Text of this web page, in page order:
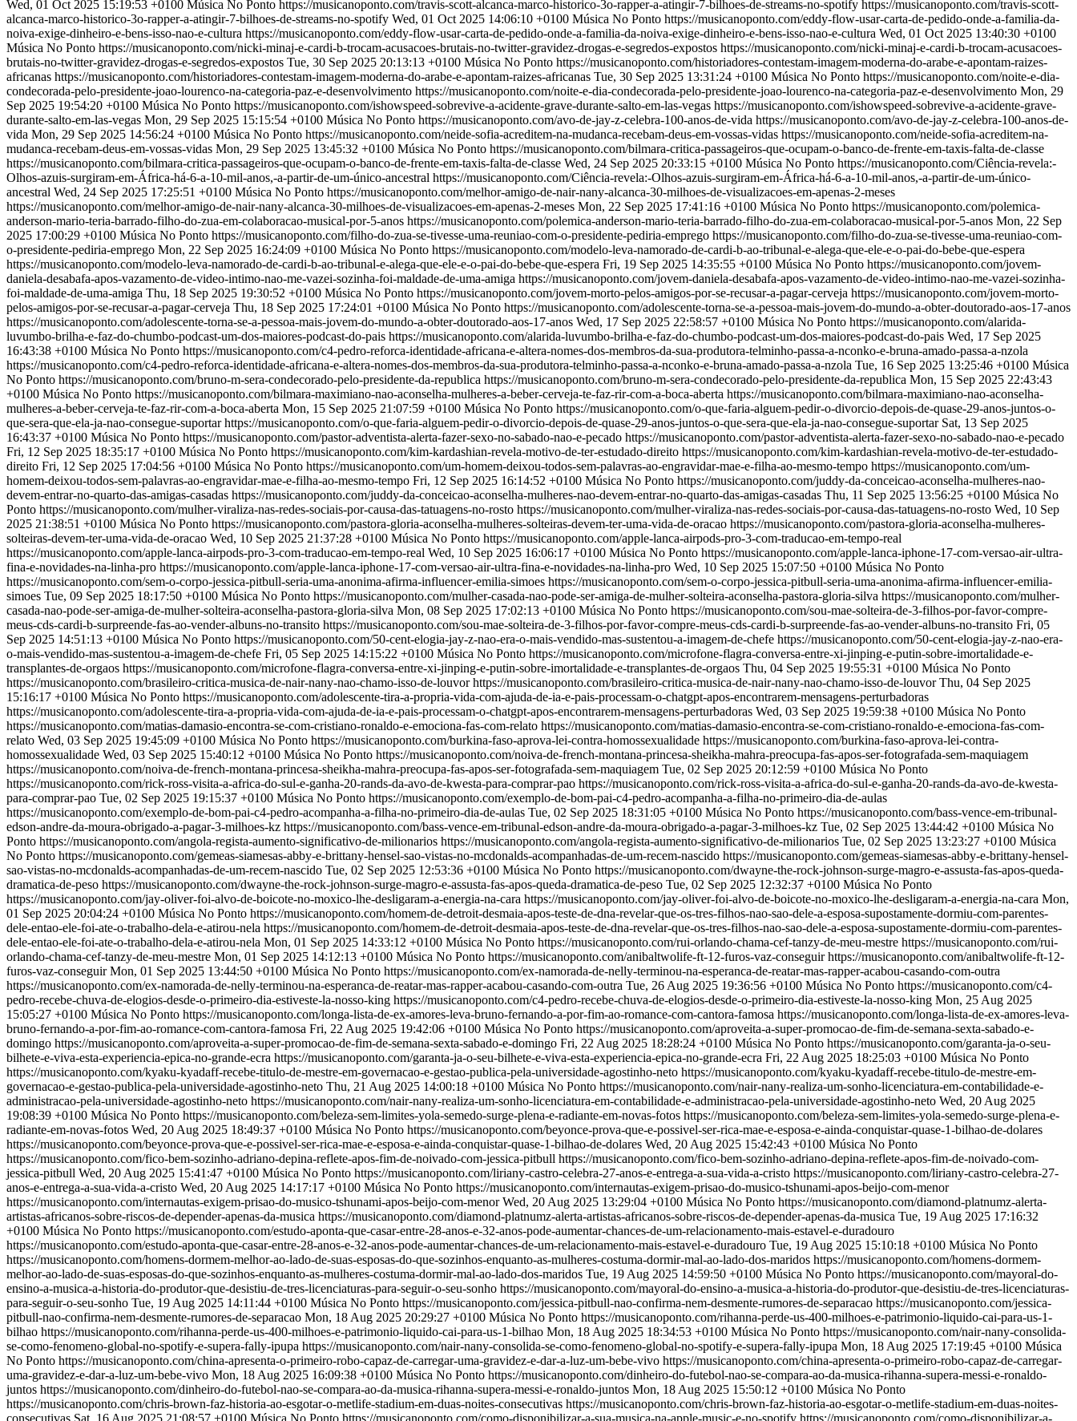
Wed, 01 Oct 2025 15:19:53 +0100 Música No Ponto https://musicanoponto.com/travis-scott-alcanca-marco-historico-3o-rapper-a-atingir-7-bilhoes-de-streams-no-spotify https://musicanoponto.com/travis-scott-
alcanca-marco-historico-3o-rapper-a-atingir-7-bilhoes-de-streams-no-spotify Wed, 01 Oct 2025 14:06:10 +0100 Música No Ponto https://musicanoponto.com/eddy-flow-usar-carta-de-pedido-onde-a-familia-da-
noiva-exige-dinheiro-e-bens-isso-nao-e-cultura https://musicanoponto.com/eddy-flow-usar-carta-de-pedido-onde-a-familia-da-noiva-exige-dinheiro-e-bens-isso-nao-e-cultura Wed, 01 Oct 2025 13:40:30 +0100
Música No Ponto https://musicanoponto.com/nicki-minaj-e-cardi-b-trocam-acusacoes-brutais-no-twitter-gravidez-drogas-e-segredos-expostos https://musicanoponto.com/nicki-minaj-e-cardi-b-trocam-acusacoes-
brutais-no-twitter-gravidez-drogas-e-segredos-expostos Tue, 30 Sep 2025 20:13:13 +0100 Música No Ponto https://musicanoponto.com/historiadores-contestam-imagem-moderna-do-arabe-e-apontam-raizes-
africanas https://musicanoponto.com/historiadores-contestam-imagem-moderna-do-arabe-e-apontam-raizes-africanas Tue, 30 Sep 2025 13:31:24 +0100 Música No Ponto https://musicanoponto.com/noite-e-dia-
condecorada-pelo-presidente-joao-lourenco-na-categoria-paz-e-desenvolvimento https://musicanoponto.com/noite-e-dia-condecorada-pelo-presidente-joao-lourenco-na-categoria-paz-e-desenvolvimento Mon, 29
Sep 2025 19:54:20 +0100 Música No Ponto https://musicanoponto.com/ishowspeed-sobrevive-a-acidente-grave-durante-salto-em-las-vegas https://musicanoponto.com/ishowspeed-sobrevive-a-acidente-grave-
durante-salto-em-las-vegas Mon, 29 Sep 2025 15:15:54 +0100 Música No Ponto https://musicanoponto.com/avo-de-jay-z-celebra-100-anos-de-vida https://musicanoponto.com/avo-de-jay-z-celebra-100-anos-de-
vida Mon, 29 Sep 2025 14:56:24 +0100 Música No Ponto https://musicanoponto.com/neide-sofia-acreditem-na-mudanca-recebam-deus-em-vossas-vidas https://musicanoponto.com/neide-sofia-acreditem-na-
mudanca-recebam-deus-em-vossas-vidas Mon, 29 Sep 2025 13:45:32 +0100 Música No Ponto https://musicanoponto.com/bilmara-critica-passageiros-que-ocupam-o-banco-de-frente-em-taxis-falta-de-classe
https://musicanoponto.com/bilmara-critica-passageiros-que-ocupam-o-banco-de-frente-em-taxis-falta-de-classe Wed, 24 Sep 2025 20:33:15 +0100 Música No Ponto https://musicanoponto.com/Ciência-revela:-
Olhos-azuis-surgiram-em-África-há-6-a-10-mil-anos,-a-partir-de-um-único-ancestral https://musicanoponto.com/Ciência-revela:-Olhos-azuis-surgiram-em-África-há-6-a-10-mil-anos,-a-partir-de-um-único-
ancestral Wed, 24 Sep 2025 17:25:51 +0100 Música No Ponto https://musicanoponto.com/melhor-amigo-de-nair-nany-alcanca-30-milhoes-de-visualizacoes-em-apenas-2-meses
https://musicanoponto.com/melhor-amigo-de-nair-nany-alcanca-30-milhoes-de-visualizacoes-em-apenas-2-meses Mon, 22 Sep 2025 17:41:16 +0100 Música No Ponto https://musicanoponto.com/polemica-
anderson-mario-teria-barrado-filho-do-zua-em-colaboracao-musical-por-5-anos https://musicanoponto.com/polemica-anderson-mario-teria-barrado-filho-do-zua-em-colaboracao-musical-por-5-anos Mon, 22 Sep
2025 17:00:29 +0100 Música No Ponto https://musicanoponto.com/filho-do-zua-se-tivesse-uma-reuniao-com-o-presidente-pediria-emprego https://musicanoponto.com/filho-do-zua-se-tivesse-uma-reuniao-com-
o-presidente-pediria-emprego Mon, 22 Sep 2025 16:24:09 +0100 Música No Ponto https://musicanoponto.com/modelo-leva-namorado-de-cardi-b-ao-tribunal-e-alega-que-ele-e-o-pai-do-bebe-que-espera
https://musicanoponto.com/modelo-leva-namorado-de-cardi-b-ao-tribunal-e-alega-que-ele-e-o-pai-do-bebe-que-espera Fri, 19 Sep 2025 14:35:55 +0100 Música No Ponto https://musicanoponto.com/jovem-
daniela-desabafa-apos-vazamento-de-video-intimo-nao-me-vazei-sozinha-foi-maldade-de-uma-amiga https://musicanoponto.com/jovem-daniela-desabafa-apos-vazamento-de-video-intimo-nao-me-vazei-sozinha-
foi-maldade-de-uma-amiga Thu, 18 Sep 2025 19:30:52 +0100 Música No Ponto https://musicanoponto.com/jovem-morto-pelos-amigos-por-se-recusar-a-pagar-cerveja https://musicanoponto.com/jovem-morto-
pelos-amigos-por-se-recusar-a-pagar-cerveja Thu, 18 Sep 2025 17:24:01 +0100 Música No Ponto https://musicanoponto.com/adolescente-torna-se-a-pessoa-mais-jovem-do-mundo-a-obter-doutorado-aos-17-anos
https://musicanoponto.com/adolescente-torna-se-a-pessoa-mais-jovem-do-mundo-a-obter-doutorado-aos-17-anos Wed, 17 Sep 2025 22:58:57 +0100 Música No Ponto https://musicanoponto.com/alarida-
luvumbo-brilha-e-faz-do-chumbo-podcast-um-dos-maiores-podcast-do-pais https://musicanoponto.com/alarida-luvumbo-brilha-e-faz-do-chumbo-podcast-um-dos-maiores-podcast-do-pais Wed, 17 Sep 2025
16:43:38 +0100 Música No Ponto https://musicanoponto.com/c4-pedro-reforca-identidade-africana-e-altera-nomes-dos-membros-da-sua-produtora-telminho-passa-a-nconko-e-bruna-amado-passa-a-nzola
https://musicanoponto.com/c4-pedro-reforca-identidade-africana-e-altera-nomes-dos-membros-da-sua-produtora-telminho-passa-a-nconko-e-bruna-amado-passa-a-nzola Tue, 16 Sep 2025 13:25:46 +0100 Música
No Ponto https://musicanoponto.com/bruno-m-sera-condecorado-pelo-presidente-da-republica https://musicanoponto.com/bruno-m-sera-condecorado-pelo-presidente-da-republica Mon, 15 Sep 2025 22:43:43
+0100 Música No Ponto https://musicanoponto.com/bilmara-maximiano-nao-aconselha-mulheres-a-beber-cerveja-te-faz-rir-com-a-boca-aberta https://musicanoponto.com/bilmara-maximiano-nao-aconselha-
mulheres-a-beber-cerveja-te-faz-rir-com-a-boca-aberta Mon, 15 Sep 2025 21:07:59 +0100 Música No Ponto https://musicanoponto.com/o-que-faria-alguem-pedir-o-divorcio-depois-de-quase-29-anos-juntos-o-
que-sera-que-ela-ja-nao-consegue-suportarhttps://musicanoponto.com/o-que-faria-alguem-pedir-o-divorcio-depois-de-quase-29-anos-juntos-o-que-sera-que-ela-ja-nao-consegue-suportar Sat, 13 Sep 2025
16:43:37 +0100 Música No Ponto https://musicanoponto.com/pastor-adventista-alerta-fazer-sexo-no-sabado-nao-e-pecado https://musicanoponto.com/pastor-adventista-alerta-fazer-sexo-no-sabado-nao-e-pecado
Fri, 12 Sep 2025 18:35:17 +0100 Música No Ponto https://musicanoponto.com/kim-kardashian-revela-motivo-de-ter-estudado-direito https://musicanoponto.com/kim-kardashian-revela-motivo-de-ter-estudado-
direito Fri, 12 Sep 2025 17:04:56 +0100 Música No Ponto https://musicanoponto.com/um-homem-deixou-todos-sem-palavras-ao-engravidar-mae-e-filha-ao-mesmo-tempo https://musicanoponto.com/um-
homem-deixou-todos-sem-palavras-ao-engravidar-mae-e-filha-ao-mesmo-tempo Fri, 12 Sep 2025 16:14:52 +0100 Música No Ponto https://musicanoponto.com/juddy-da-conceicao-aconselha-mulheres-nao-
devem-entrar-no-quarto-das-amigas-casadas https://musicanoponto.com/juddy-da-conceicao-aconselha-mulheres-nao-devem-entrar-no-quarto-das-amigas-casadas Thu, 11 Sep 2025 13:56:25 +0100 Música No
Ponto https://musicanoponto.com/mulher-viraliza-nas-redes-sociais-por-causa-das-tatuagens-no-rosto https://musicanoponto.com/mulher-viraliza-nas-redes-sociais-por-causa-das-tatuagens-no-rosto Wed, 10 Sep
2025 21:38:51 +0100 Música No Ponto https://musicanoponto.com/pastora-gloria-aconselha-mulheres-solteiras-devem-ter-uma-vida-de-oracao https://musicanoponto.com/pastora-gloria-aconselha-mulheres-
solteiras-devem-ter-uma-vida-de-oracao Wed, 10 Sep 2025 21:37:28 +0100 Música No Ponto https://musicanoponto.com/apple-lanca-airpods-pro-3-com-traducao-em-tempo-real
https://musicanoponto.com/apple-lanca-airpods-pro-3-com-traducao-em-tempo-real Wed, 10 Sep 2025 16:06:17 +0100 Música No Ponto https://musicanoponto.com/apple-lanca-iphone-17-com-versao-air-ultra-
fina-e-novidades-na-linha-pro https://musicanoponto.com/apple-lanca-iphone-17-com-versao-air-ultra-fina-e-novidades-na-linha-pro Wed, 10 Sep 2025 15:07:50 +0100 Música No Ponto
https://musicanoponto.com/sem-o-corpo-jessica-pitbull-seria-uma-anonima-afirma-influencer-emilia-simoes https://musicanoponto.com/sem-o-corpo-jessica-pitbull-seria-uma-anonima-afirma-influencer-emilia-
simoes Tue, 09 Sep 2025 18:17:50 +0100 Música No Ponto https://musicanoponto.com/mulher-casada-nao-pode-ser-amiga-de-mulher-solteira-aconselha-pastora-gloria-silva https://musicanoponto.com/mulher-
casada-nao-pode-ser-amiga-de-mulher-solteira-aconselha-pastora-gloria-silva Mon, 08 Sep 2025 17:02:13 +0100 Música No Ponto https://musicanoponto.com/sou-mae-solteira-de-3-filhos-por-favor-compre-
meus-cds-cardi-b-surpreende-fas-ao-vender-albuns-no-transito https://musicanoponto.com/sou-mae-solteira-de-3-filhos-por-favor-compre-meus-cds-cardi-b-surpreende-fas-ao-vender-albuns-no-transito Fri, 05
Sep 2025 14:51:13 +0100 Música No Ponto https://musicanoponto.com/50-cent-elogia-jay-z-nao-era-o-mais-vendido-mas-sustentou-a-imagem-de-chefe https://musicanoponto.com/50-cent-elogia-jay-z-nao-era-
o-mais-vendido-mas-sustentou-a-imagem-de-chefe Fri, 05 Sep 2025 14:15:22 +0100 Música No Ponto https://musicanoponto.com/microfone-flagra-conversa-entre-xi-jinping-e-putin-sobre-imortalidade-e-
transplantes-de-orgaos https://musicanoponto.com/microfone-flagra-conversa-entre-xi-jinping-e-putin-sobre-imortalidade-e-transplantes-de-orgaos Thu, 04 Sep 2025 19:55:31 +0100 Música No Ponto
https://musicanoponto.com/brasileiro-critica-musica-de-nair-nany-nao-chamo-isso-de-louvorhttps://musicanoponto.com/brasileiro-critica-musica-de-nair-nany-nao-chamo-isso-de-louvor Thu, 04 Sep 2025
15:16:17 +0100 Música No Ponto https://musicanoponto.com/adolescente-tira-a-propria-vida-com-ajuda-de-ia-e-pais-processam-o-chatgpt-apos-encontrarem-mensagens-perturbadoras
https://musicanoponto.com/adolescente-tira-a-propria-vida-com-ajuda-de-ia-e-pais-processam-o-chatgpt-apos-encontrarem-mensagens-perturbadoras Wed, 03 Sep 2025 19:59:38 +0100 Música No Ponto
https://musicanoponto.com/matias-damasio-encontra-se-com-cristiano-ronaldo-e-emociona-fas-com-relato https://musicanoponto.com/matias-damasio-encontra-se-com-cristiano-ronaldo-e-emociona-fas-com-
relato Wed, 03 Sep 2025 19:45:09 +0100 Música No Ponto https://musicanoponto.com/burkina-faso-aprova-lei-contra-homossexualidade https://musicanoponto.com/burkina-faso-aprova-lei-contra-
homossexualidade Wed, 03 Sep 2025 15:40:12 +0100 Música No Ponto https://musicanoponto.com/noiva-de-french-montana-princesa-sheikha-mahra-preocupa-fas-apos-ser-fotografada-sem-maquiagem
https://musicanoponto.com/noiva-de-french-montana-princesa-sheikha-mahra-preocupa-fas-apos-ser-fotografada-sem-maquiagem Tue, 02 Sep 2025 20:12:59 +0100 Música No Ponto
https://musicanoponto.com/rick-ross-visita-a-africa-do-sul-e-ganha-20-rands-da-avo-de-kwesta-para-comprar-pao https://musicanoponto.com/rick-ross-visita-a-africa-do-sul-e-ganha-20-rands-da-avo-de-kwesta-
para-comprar-pao Tue, 02 Sep 2025 19:15:37 +0100 Música No Ponto https://musicanoponto.com/exemplo-de-bom-pai-c4-pedro-acompanha-a-filha-no-primeiro-dia-de-aulas
https://musicanoponto.com/exemplo-de-bom-pai-c4-pedro-acompanha-a-filha-no-primeiro-dia-de-aulas Tue, 02 Sep 2025 18:31:05 +0100 Música No Ponto https://musicanoponto.com/bass-vence-em-tribunal-
edson-andre-da-moura-obrigado-a-pagar-3-milhoes-kz https://musicanoponto.com/bass-vence-em-tribunal-edson-andre-da-moura-obrigado-a-pagar-3-milhoes-kz Tue, 02 Sep 2025 13:44:42 +0100 Música No
Ponto https://musicanoponto.com/angola-regista-aumento-significativo-de-milionarios https://musicanoponto.com/angola-regista-aumento-significativo-de-milionarios Tue, 02 Sep 2025 13:23:27 +0100 Música
No Ponto https://musicanoponto.com/gemeas-siamesas-abby-e-brittany-hensel-sao-vistas-no-mcdonalds-acompanhadas-de-um-recem-nascido https://musicanoponto.com/gemeas-siamesas-abby-e-brittany-hensel-
sao-vistas-no-mcdonalds-acompanhadas-de-um-recem-nascido Tue, 02 Sep 2025 12:53:36 +0100 Música No Ponto https://musicanoponto.com/dwayne-the-rock-johnson-surge-magro-e-assusta-fas-apos-queda-
dramatica-de-peso https://musicanoponto.com/dwayne-the-rock-johnson-surge-magro-e-assusta-fas-apos-queda-dramatica-de-peso Tue, 02 Sep 2025 12:32:37 +0100 Música No Ponto
https://musicanoponto.com/jay-oliver-foi-alvo-de-boicote-no-moxico-lhe-desligaram-a-energia-na-cara https://musicanoponto.com/jay-oliver-foi-alvo-de-boicote-no-moxico-lhe-desligaram-a-energia-na-cara Mon,
01 Sep 2025 20:04:24 +0100 Música No Ponto https://musicanoponto.com/homem-de-detroit-desmaia-apos-teste-de-dna-revelar-que-os-tres-filhos-nao-sao-dele-a-esposa-supostamente-dormiu-com-parentes-
dele-entao-ele-foi-ate-o-trabalho-dela-e-atirou-nela https://musicanoponto.com/homem-de-detroit-desmaia-apos-teste-de-dna-revelar-que-os-tres-filhos-nao-sao-dele-a-esposa-supostamente-dormiu-com-parentes-
dele-entao-ele-foi-ate-o-trabalho-dela-e-atirou-nela Mon, 01 Sep 2025 14:33:12 +0100 Música No Ponto https://musicanoponto.com/rui-orlando-chama-cef-tanzy-de-meu-mestre https://musicanoponto.com/rui-
orlando-chama-cef-tanzy-de-meu-mestre Mon, 01 Sep 2025 14:12:13 +0100 Música No Ponto https://musicanoponto.com/anibaltwolife-ft-12-furos-vaz-conseguirhttps://musicanoponto.com/anibaltwolife-ft-12-
furos-vaz-conseguir Mon, 01 Sep 2025 13:44:50 +0100 Música No Ponto https://musicanoponto.com/ex-namorada-de-nelly-terminou-na-esperanca-de-reatar-mas-rapper-acabou-casando-com-outra
https://musicanoponto.com/ex-namorada-de-nelly-terminou-na-esperanca-de-reatar-mas-rapper-acabou-casando-com-outra Tue, 26 Aug 2025 19:36:56 +0100 Música No Ponto https://musicanoponto.com/c4-
pedro-recebe-chuva-de-elogios-desde-o-primeiro-dia-estiveste-la-nosso-king https://musicanoponto.com/c4-pedro-recebe-chuva-de-elogios-desde-o-primeiro-dia-estiveste-la-nosso-king Mon, 25 Aug 2025
15:05:27 +0100 Música No Ponto https://musicanoponto.com/longa-lista-de-ex-amores-leva-bruno-fernando-a-por-fim-ao-romance-com-cantora-famosa https://musicanoponto.com/longa-lista-de-ex-amores-leva-
bruno-fernando-a-por-fim-ao-romance-com-cantora-famosa Fri, 22 Aug 2025 19:42:06 +0100 Música No Ponto https://musicanoponto.com/aproveita-a-super-promocao-de-fim-de-semana-sexta-sabado-e-
domingo https://musicanoponto.com/aproveita-a-super-promocao-de-fim-de-semana-sexta-sabado-e-domingo Fri, 22 Aug 2025 18:28:24 +0100 Música No Ponto https://musicanoponto.com/garanta-ja-o-seu-
bilhete-e-viva-esta-experiencia-epica-no-grande-ecra https://musicanoponto.com/garanta-ja-o-seu-bilhete-e-viva-esta-experiencia-epica-no-grande-ecra Fri, 22 Aug 2025 18:25:03 +0100 Música No Ponto
https://musicanoponto.com/kyaku-kyadaff-recebe-titulo-de-mestre-em-governacao-e-gestao-publica-pela-universidade-agostinho-neto https://musicanoponto.com/kyaku-kyadaff-recebe-titulo-de-mestre-em-
governacao-e-gestao-publica-pela-universidade-agostinho-neto Thu, 21 Aug 2025 14:00:18 +0100 Música No Ponto https://musicanoponto.com/nair-nany-realiza-um-sonho-licenciatura-em-contabilidade-e-
administracao-pela-universidade-agostinho-neto https://musicanoponto.com/nair-nany-realiza-um-sonho-licenciatura-em-contabilidade-e-administracao-pela-universidade-agostinho-neto Wed, 20 Aug 2025
19:08:39 +0100 Música No Ponto https://musicanoponto.com/beleza-sem-limites-yola-semedo-surge-plena-e-radiante-em-novas-fotos https://musicanoponto.com/beleza-sem-limites-yola-semedo-surge-plena-e-
radiante-em-novas-fotos Wed, 20 Aug 2025 18:49:37 +0100 Música No Ponto https://musicanoponto.com/beyonce-prova-que-e-possivel-ser-rica-mae-e-esposa-e-ainda-conquistar-quase-1-bilhao-de-dolares
https://musicanoponto.com/beyonce-prova-que-e-possivel-ser-rica-mae-e-esposa-e-ainda-conquistar-quase-1-bilhao-de-dolares Wed, 20 Aug 2025 15:42:43 +0100 Música No Ponto
https://musicanoponto.com/fico-bem-sozinho-adriano-depina-reflete-apos-fim-de-noivado-com-jessica-pitbull https://musicanoponto.com/fico-bem-sozinho-adriano-depina-reflete-apos-fim-de-noivado-com-
jessica-pitbull Wed, 20 Aug 2025 15:41:47 +0100 Música No Ponto https://musicanoponto.com/liriany-castro-celebra-27-anos-e-entrega-a-sua-vida-a-cristo https://musicanoponto.com/liriany-castro-celebra-27-
anos-e-entrega-a-sua-vida-a-cristo Wed, 20 Aug 2025 14:17:17 +0100 Música No Ponto https://musicanoponto.com/internautas-exigem-prisao-do-musico-tshunami-apos-beijo-com-menor
https://musicanoponto.com/internautas-exigem-prisao-do-musico-tshunami-apos-beijo-com-menor Wed, 20 Aug 2025 13:29:04 +0100 Música No Ponto https://musicanoponto.com/diamond-platnumz-alerta-
artistas-africanos-sobre-riscos-de-depender-apenas-da-musica https://musicanoponto.com/diamond-platnumz-alerta-artistas-africanos-sobre-riscos-de-depender-apenas-da-musica Tue, 19 Aug 2025 17:16:32
+0100 Música No Ponto https://musicanoponto.com/estudo-aponta-que-casar-entre-28-anos-e-32-anos-pode-aumentar-chances-de-um-relacionamento-mais-estavel-e-duradouro
https://musicanoponto.com/estudo-aponta-que-casar-entre-28-anos-e-32-anos-pode-aumentar-chances-de-um-relacionamento-mais-estavel-e-duradouro Tue, 19 Aug 2025 15:10:18 +0100 Música No Ponto
https://musicanoponto.com/homens-dormem-melhor-ao-lado-de-suas-esposas-do-que-sozinhos-enquanto-as-mulheres-costuma-dormir-mal-ao-lado-dos-maridos https://musicanoponto.com/homens-dormem-
melhor-ao-lado-de-suas-esposas-do-que-sozinhos-enquanto-as-mulheres-costuma-dormir-mal-ao-lado-dos-maridos Tue, 19 Aug 2025 14:59:50 +0100 Música No Ponto https://musicanoponto.com/mayoral-do-
ensino-a-musica-a-historia-do-produtor-que-desistiu-de-tres-licenciaturas-para-seguir-o-seu-sonho https://musicanoponto.com/mayoral-do-ensino-a-musica-a-historia-do-produtor-que-desistiu-de-tres-licenciaturas-
para-seguir-o-seu-sonho Tue, 19 Aug 2025 14:11:44 +0100 Música No Ponto https://musicanoponto.com/jessica-pitbull-nao-confirma-nem-desmente-rumores-de-separacao https://musicanoponto.com/jessica-
pitbull-nao-confirma-nem-desmente-rumores-de-separacao Mon, 18 Aug 2025 20:29:27 +0100 Música No Ponto https://musicanoponto.com/rihanna-perde-us-400-milhoes-e-patrimonio-liquido-cai-para-us-1-
bilhao https://musicanoponto.com/rihanna-perde-us-400-milhoes-e-patrimonio-liquido-cai-para-us-1-bilhao Mon, 18 Aug 2025 18:34:53 +0100 Música No Ponto https://musicanoponto.com/nair-nany-consolida-
se-como-fenomeno-global-no-spotify-e-supera-fally-ipupa https://musicanoponto.com/nair-nany-consolida-se-como-fenomeno-global-no-spotify-e-supera-fally-ipupa Mon, 18 Aug 2025 17:19:45 +0100 Música
No Ponto https://musicanoponto.com/china-apresenta-o-primeiro-robo-capaz-de-carregar-uma-gravidez-e-dar-a-luz-um-bebe-vivo https://musicanoponto.com/china-apresenta-o-primeiro-robo-capaz-de-carregar-
uma-gravidez-e-dar-a-luz-um-bebe-vivo Mon, 18 Aug 2025 16:09:38 +0100 Música No Ponto https://musicanoponto.com/dinheiro-do-futebol-nao-se-compara-ao-da-musica-rihanna-supera-messi-e-ronaldo-
juntos https://musicanoponto.com/dinheiro-do-futebol-nao-se-compara-ao-da-musica-rihanna-supera-messi-e-ronaldo-juntos Mon, 18 Aug 2025 15:50:12 +0100 Música No Ponto
https://musicanoponto.com/chris-brown-faz-historia-ao-esgotar-o-metlife-stadium-em-duas-noites-consecutivas https://musicanoponto.com/chris-brown-faz-historia-ao-esgotar-o-metlife-stadium-em-duas-noites-
consecutivas Sat, 16 Aug 2025 21:08:57 +0100 Música No Ponto https://musicanoponto.com/como-disponibilizar-a-sua-musica-na-apple-music-e-no-spotify https://musicanoponto.com/como-disponibilizar-a-